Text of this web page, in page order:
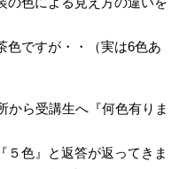
色ですが・・（実は6色あ
から受講生へ『何色有りま
５色』と返答が返ってきま